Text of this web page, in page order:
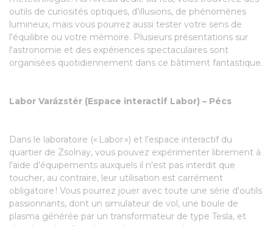
outils de curiosités optiques, d'illusions, de phénomènes
lumineux, mais vous pourrez aussi tester votre sens de
l'équilibre ou votre mémoire. Plusieurs présentations sur
l'astronomie et des expériences spectaculaires sont
organisées quotidiennement dans ce bâtiment fantastique.
Labor Varázstér (Espace interactif Labor) – Pécs
Dans le laboratoire (« Labor ») et l'espace interactif du
quartier de Zsolnay, vous pouvez expérimenter librement à
l'aide d'équipements auxquels il n'est pas interdit que
toucher, au contraire, leur utilisation est carrément
obligatoire ! Vous pourrez jouer avec toute une série d'outils
passionnants, dont un simulateur de vol, une boule de
plasma générée par un transformateur de type Tesla, et